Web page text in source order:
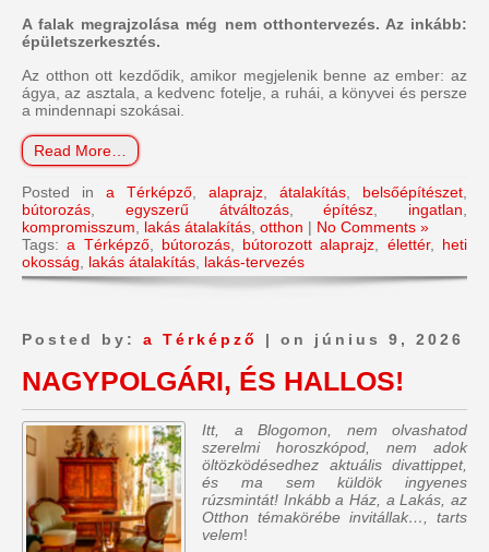
A falak megrajzolása még nem otthontervezés. Az inkább:
épületszerkesztés.
Az otthon ott kezdődik, amikor megjelenik benne az ember: az
ágya, az asztala, a kedvenc fotelje, a ruhái, a könyvei és persze
a mindennapi szokásai.
Read More…
Posted in a Térképző alaprajz átalakítás belsőépítészet
bútorozás
egyszerű átváltozás,építész ingatlan
kompromisszum
lakás átalakítás otthon | No Comments »
Tags:a Térképző, bútorozás, bútorozott alaprajz élettér, heti
okosság
lakás átalakítás lakás-tervezés
Posted by: a Térképző | on június 9, 2026
NAGYPOLGÁRI, ÉS HALLOS!
Itt, a Blogomon, nem olvashatod
szerelmi horoszkópod, nem adok
öltözködésedhez aktuális divattippet,
és ma sem küldök ingyenes
rúzsmintát! Inkább a Ház, a Lakás, az
Otthon témakörébe invitállak…, tarts
velem!